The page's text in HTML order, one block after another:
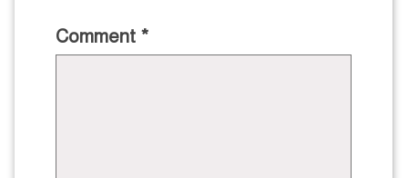
Comment *